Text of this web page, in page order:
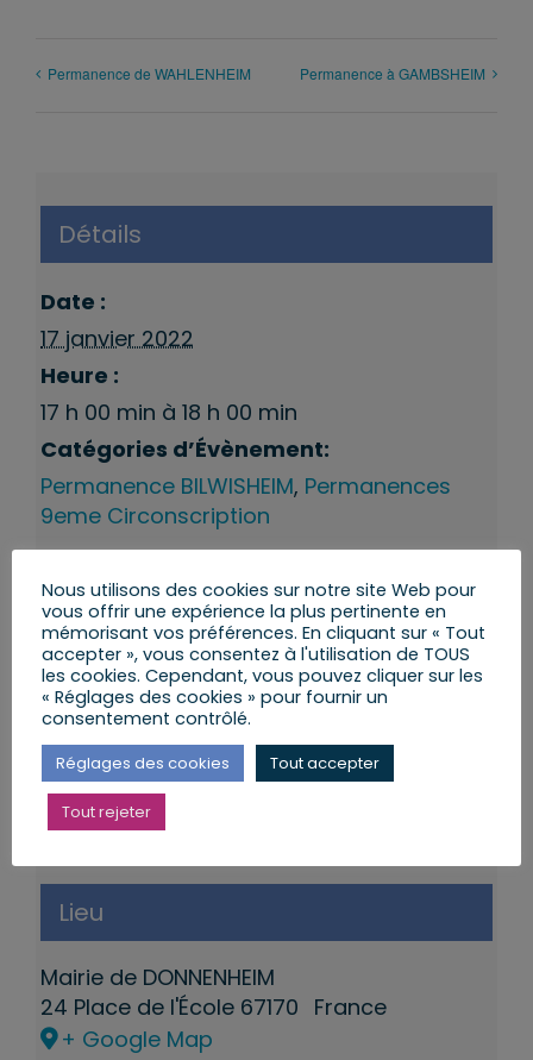
Permanence de WAHLENHEIM Permanence à GAMBSHEIM
Détails
Date :
17 janvier 2022
Heure :
17 h 00 min à 18 h 00 min
Catégories d’Évènement:
Permanence BILWISHEIM, Permanences
9eme Circonscription
Lieu
Mairie de DONNENHEIM
24 Place de l'École 67170 France
+ Google Map
Nous utilisons des cookies sur notre site Web pour
vous offrir une expérience la plus pertinente en
mémorisant vos préférences. En cliquant sur « Tout
accepter », vous consentez à l'utilisation de TOUS
les cookies. Cependant, vous pouvez cliquer sur les
« Réglages des cookies » pour fournir un
consentement contrôlé.
Réglages des cookies Tout accepter
Tout rejeter